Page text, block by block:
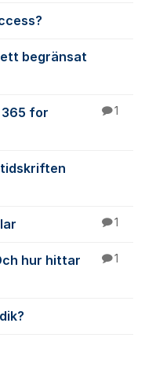
begränsat
for
1
tidskriften
1
hur hittar
1